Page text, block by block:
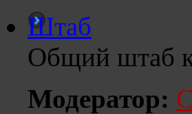
Штаб
Общий штаб
Модератор: